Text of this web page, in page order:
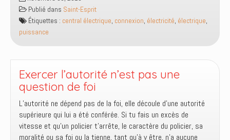
à
la
source
de
puissance
Publié dans Saint-Esprit
Étiquettes : central électrique, connexion, électricité, électrique,
puissance
Exercer l’autorité n’est pas une
question de foi
L’autorité ne dépend pas de la foi, elle découle d’une autorité
supérieure qui lui a été conférée. Si tu fais un excès de
vitesse et qu’un policier t’arrête, le caractère du policier, sa
moralité ou sa foi ou la tienne, tant qu’à y être, n’a aucune